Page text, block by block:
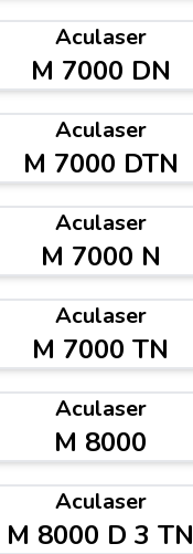
Aculaser
M 7000 DN
Aculaser
M 7000 DTN
Aculaser
M 7000 N
Aculaser
M 7000 TN
Aculaser
M 8000
Aculaser
M 8000 D 3 TN